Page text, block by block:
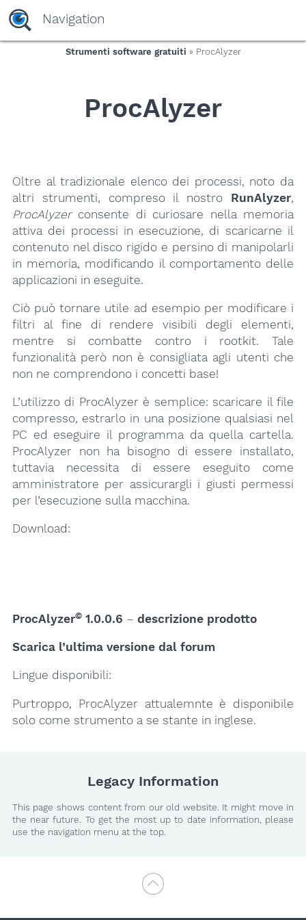
yaaaeag20
Navigation
Strumenti software gratuiti » ProcAlyzer
ProcAlyzer
Oltre al tradizionale elenco dei processi, noto da
altri strumenti, compreso il nostro RunAlyzer,
ProcAlyzerconsente di curiosare nella memoria
attiva dei processi in esecuzione, di scaricarne il
contenuto nel disco rigido e persino di manipolarli
in memoria, modificando il comportamento delle
applicazioni in eseguite.
Ciò può tornare utile ad esempio per modificare i
filtri al fine di rendere visibili degli elementi,
mentre si combatte contro i rootkit. Tale
funzionalità però non è consigliata agli utenti che
non ne comprendono i concetti base!
L’utilizzo di ProcAlyzer è semplice: scaricare il file
compresso, estrarlo in una posizione qualsiasi nel
PC ed eseguire il programma da quella cartella.
ProcAlyzer non ha bisogno di essere installato,
tuttavia necessita di essere eseguito come
amministratore per assicurargli i giusti permessi
per l’esecuzione sulla macchina.
Download:
ProcAlyzer©1.0.0.6 – descrizione prodotto
Scarica l’ultima versione dal forum
Lingue disponibili:
Purtroppo, ProcAlyzer attualemnte è disponibile
solo come strumento a se stante in inglese.
Legacy Information
This page shows content from our old website. It might move in
the near future. To get the most up to date information, please
use the navigation menu at the top.